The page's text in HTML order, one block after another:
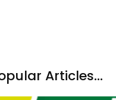
Articles...